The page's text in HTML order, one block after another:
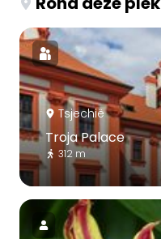
Tsjechië
Troja Palace
312 m